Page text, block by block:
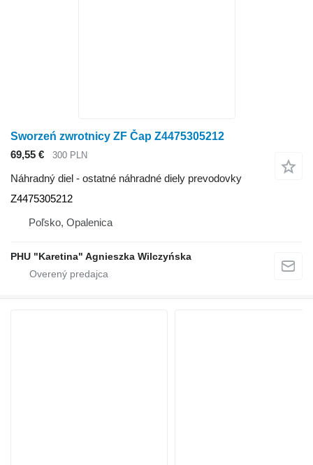
Sworzeń zwrotnicy ZF Čap Z4475305212
69,55 €
300 PLN
Náhradný diel - ostatné náhradné diely prevodovky
Z4475305212
Poľsko, Opalenica
PHU "Karetina" Agnieszka Wilczyńska